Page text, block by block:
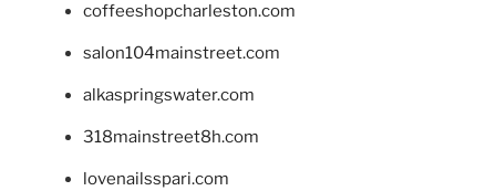
coffeeshopcharleston.com
salon104mainstreet.com
alkaspringswater.com
318mainstreet8h.com
lovenailsspari.com